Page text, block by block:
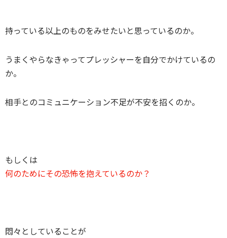
持っている以上のものをみせたいと思っているのか。
うまくやらなきゃってプレッシャーを自分でかけているの
か。
相手とのコミュニケーション不足が不安を招くのか。
もしくは
何のためにその恐怖を抱えているのか？
悶々としていることが